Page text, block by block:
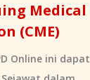
Medical
(CME)
Online ini dapat